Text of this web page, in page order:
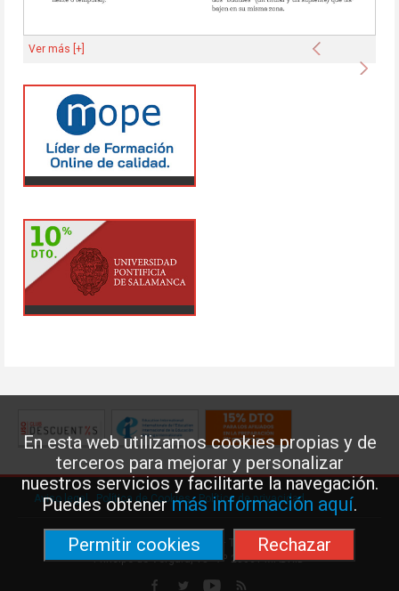
En esta web utilizamos cookies propias y de
terceros para mejorar y personalizar
nuestros servicios y facilitarte la navegación.
Puedes obtenermás información aquí.
Permitir cookies
Rechazar
Anterior
Ver más [+]
Aviso legal·Política de Cookies·Política de privacidad
Federación de Enseñanza de USO · Teléfono: 91 577 41 13 ·
Príncipe de Vergara, 13 · 7º 28001 MADRID